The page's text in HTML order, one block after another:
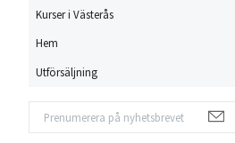
Kurser i Västerås
Hem
Utförsäljning